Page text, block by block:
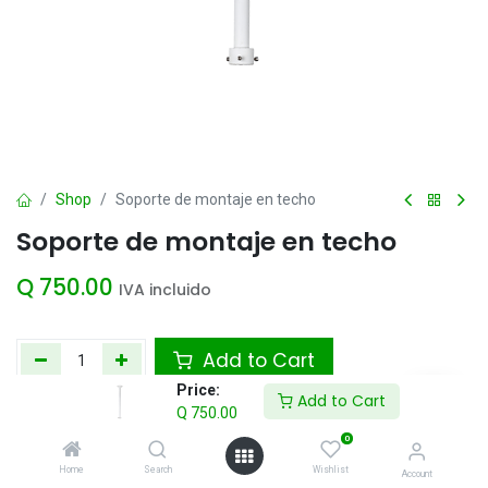
Price:
Q 750.00
Add to Cart
Home Search
0
Wishlist Account
Shop Soporte de montaje en techo
Soporte de montaje en techo
Q 750.00 IVA incluido
Add to Cart
Agregar a la lista de deseos